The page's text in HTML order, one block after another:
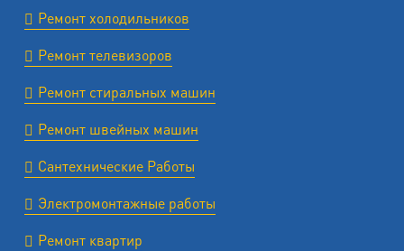
Ремонт холодильников
Ремонт телевизоров
Ремонт стиральных машин
Ремонт швейных машин
Сантехнические Работы
Электромонтажные работы
Ремонт квартир